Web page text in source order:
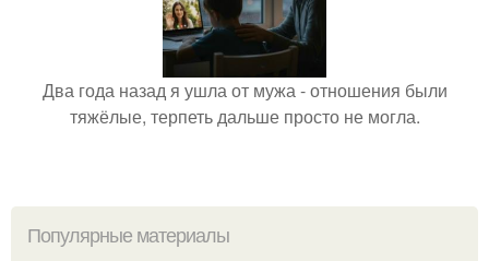
Два года назад я ушла от мужа - отношения были
тяжёлые, терпеть дальше просто не могла.
Популярные материалы